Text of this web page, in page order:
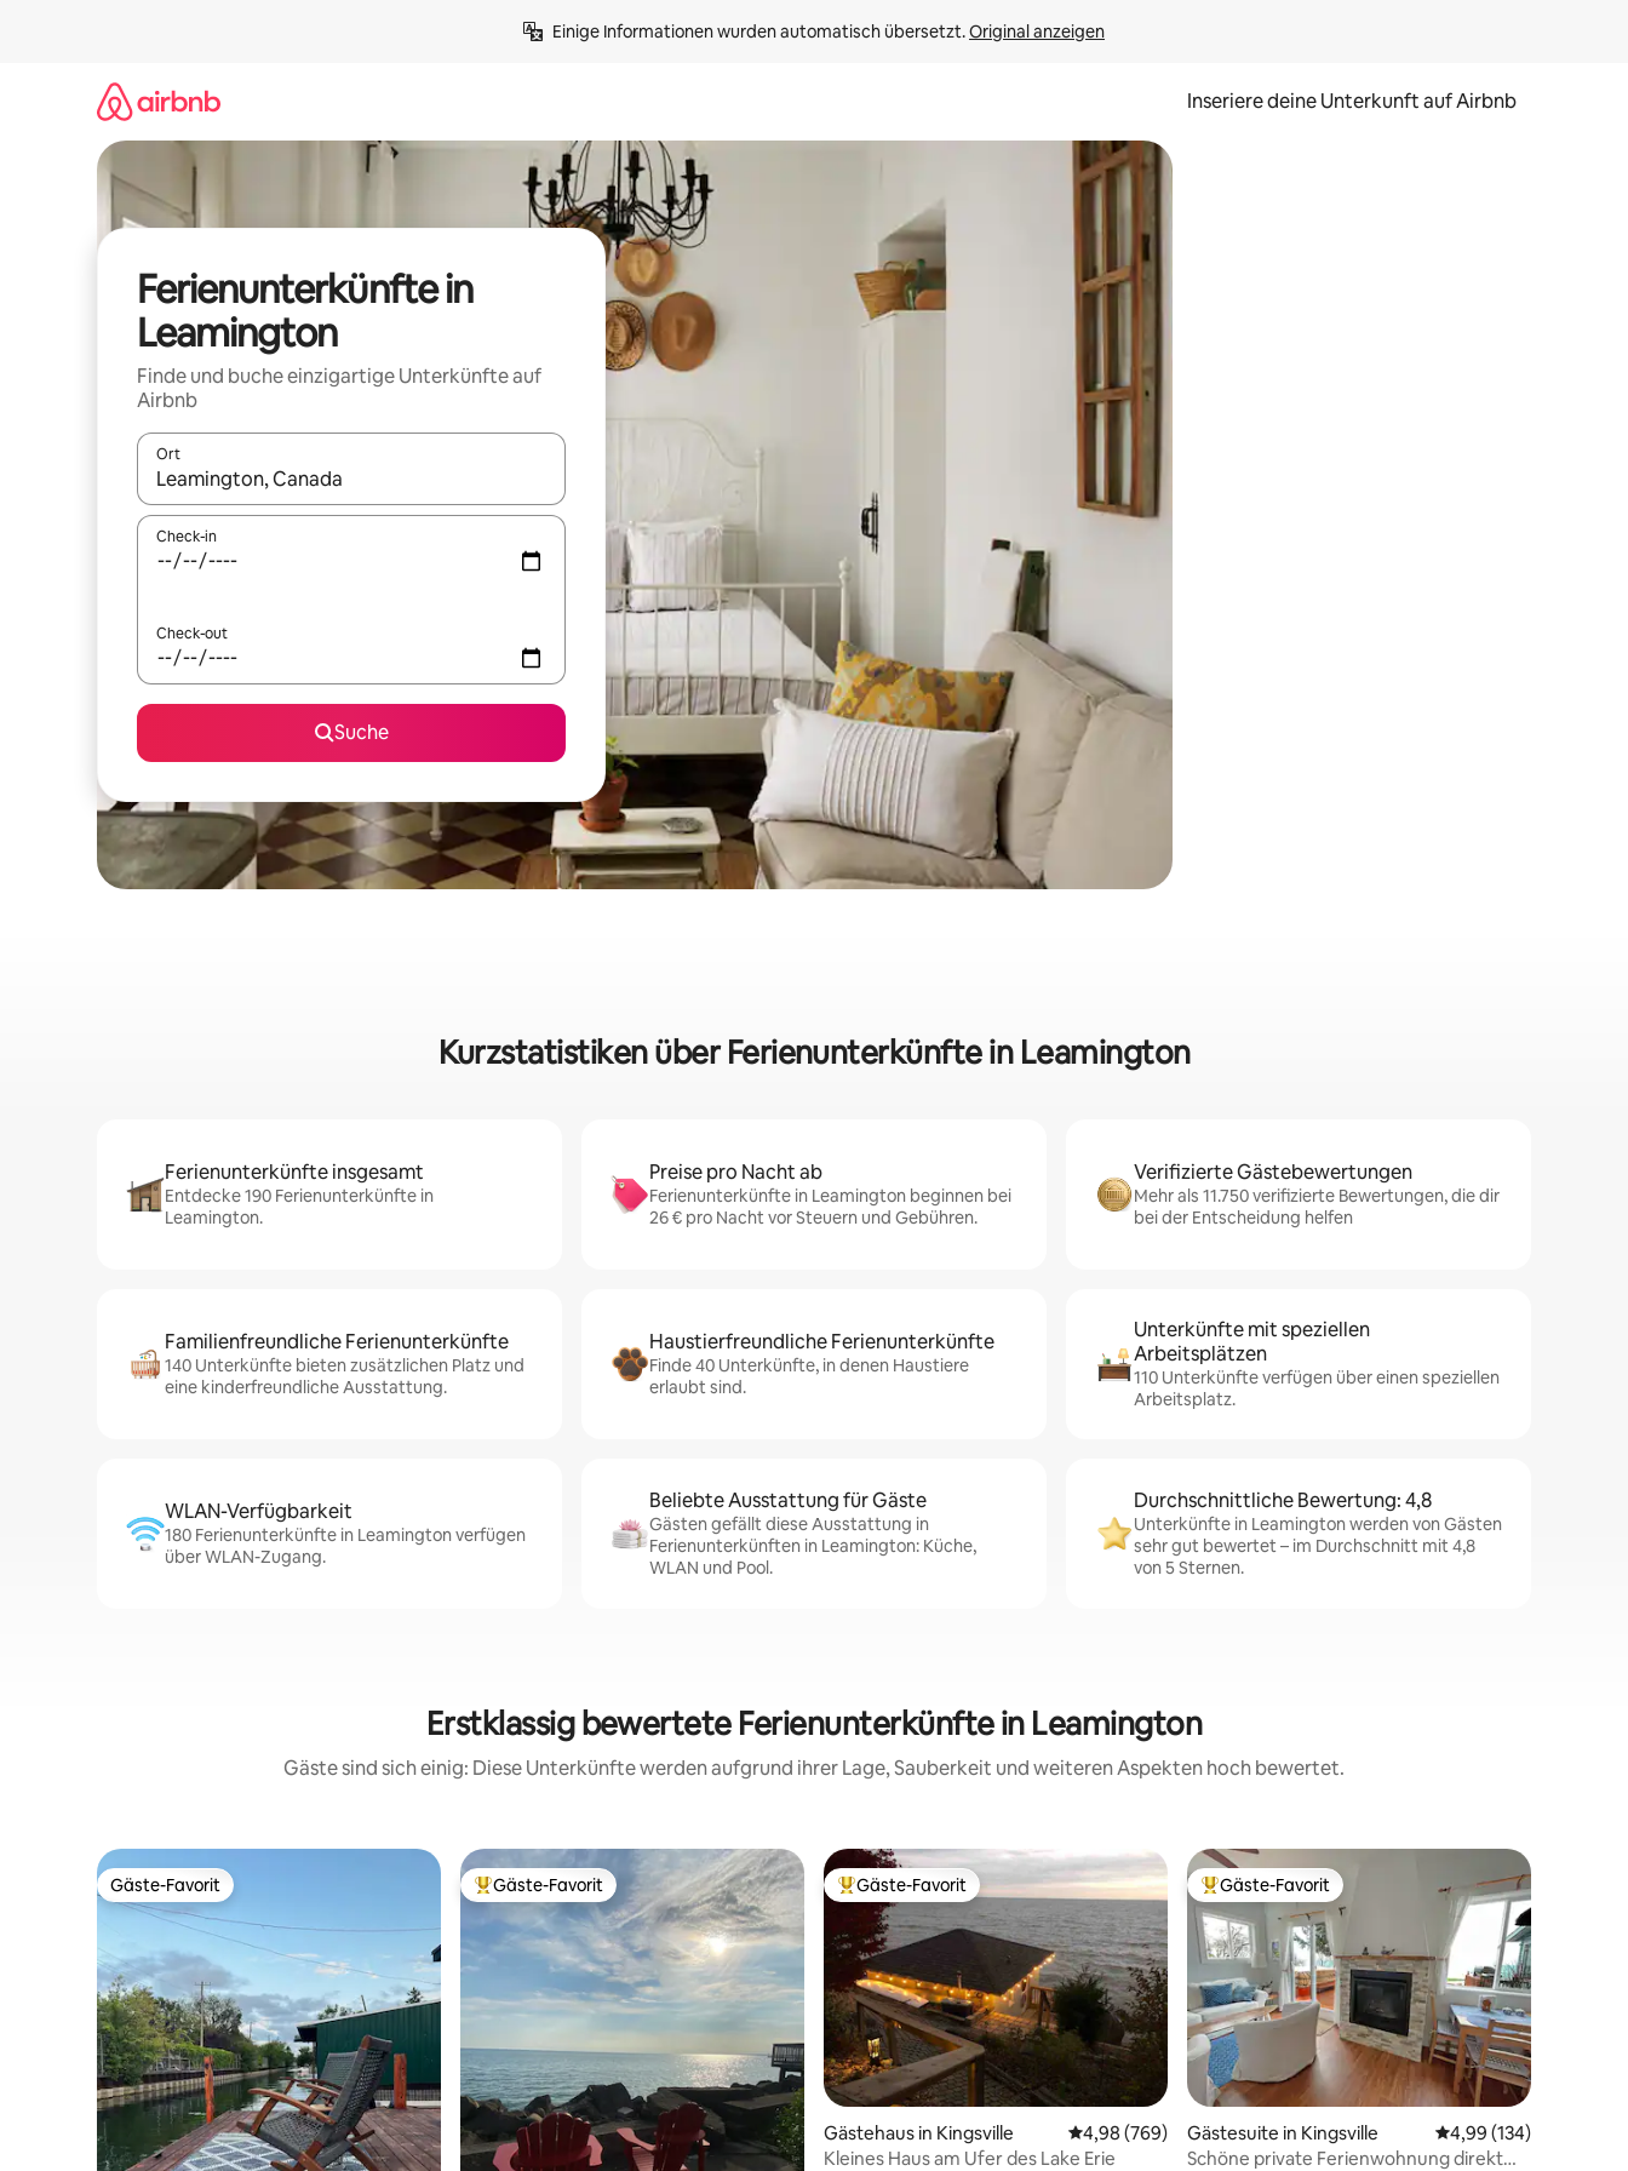
Einige Informationen wurden automatisch übersetzt. Original anzeigen
Inseriere deine Unterkunft auf Airbnb
Ferienunterkünfte in
Leamington
Finde und buche einzigartige Unterkünfte auf
Airbnb
Ort
Wenn Ergebnisse verfügbar sind, navigiere mit den Pfeiltasten nach oben und unten oder erkunde die Ergebnisse durch Berühren oder Wischgesten.
Check-in
Check-out
Suche
Kurzstatistiken über Ferienunterkünfte in Leamington
Ferienunterkünfte insgesamt
Entdecke 190 Ferienunterkünfte in
Leamington.
Preise pro Nacht ab
Ferienunterkünfte in Leamington beginnen bei
26 € pro Nacht vor Steuern und Gebühren.
Verifizierte Gästebewertungen
Mehr als 11.750 verifizierte Bewertungen, die dir
bei der Entscheidung helfen
Familienfreundliche Ferienunterkünfte
140 Unterkünfte bieten zusätzlichen Platz und
eine kinderfreundliche Ausstattung.
Haustierfreundliche Ferienunterkünfte
Finde 40 Unterkünfte, in denen Haustiere
erlaubt sind.
Unterkünfte mit speziellen
Arbeitsplätzen
110 Unterkünfte verfügen über einen speziellen
Arbeitsplatz.
WLAN-Verfügbarkeit
180 Ferienunterkünfte in Leamington verfügen
über WLAN-Zugang.
Beliebte Ausstattung für Gäste
Gästen gefällt diese Ausstattung in
Ferienunterkünften in Leamington: Küche,
WLAN und Pool.
Durchschnittliche Bewertung: 4,8
Unterkünfte in Leamington werden von Gästen
sehr gut bewertet – im Durchschnitt mit 4,8
von 5 Sternen.
Erstklassig bewertete Ferienunterkünfte in Leamington
Gäste sind sich einig: Diese Unterkünfte werden aufgrund ihrer Lage, Sauberkeit und weiteren Aspekten hoch bewertet.
Gäste-Favorit
Gäste-Favorit Beliebter Gäste-Favorit.
Gäste-Favorit Beliebter Gäste-Favorit.
Gäste-Favorit
Gästehaus in Kingsville Durchschnittliche Bewertung: 4,98 von 5, 769 Bewertungen
4,98 (769)
Kleines Haus am Ufer des Lake Erie
Beliebter Gäste-Favorit.
Gäste-Favorit
Gästesuite in Kingsville Durchschnittliche
4,99 (134)
Schöne private Ferienwohnung direkt